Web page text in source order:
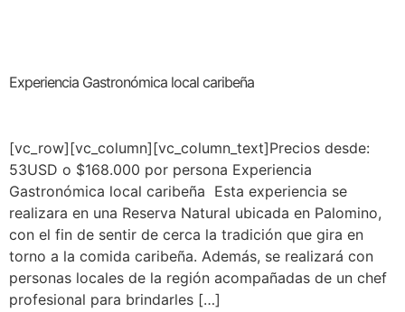
Experiencia Gastronómica local caribeña
[vc_row][vc_column][vc_column_text]Precios desde:
53USD o $168.000 por persona Experiencia
Gastronómica local caribeña Esta experiencia se
realizara en una Reserva Natural ubicada en Palomino,
con el fin de sentir de cerca la tradición que gira en
torno a la comida caribeña. Además, se realizará con
personas locales de la región acompañadas de un chef
profesional para brindarles […]